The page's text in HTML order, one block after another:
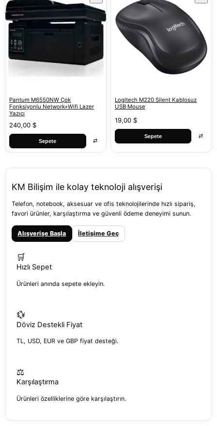
Pantum M6550NW Çok
Fonksiyonlu Network+Wifi Lazer
Yazıcı
240,00 $
Sepete ⇄
Logitech M220 Silent Kablosuz
USB Mouse
19,00 $
Sepete ⇄
KM Bilişim ile kolay teknoloji alışverişi
Telefon, notebook, aksesuar ve ofis teknolojilerinde hızlı sipariş,
favori ürünler, karşılaştırma ve güvenli ödeme deneyimi sunun.
Alışverişe Başla İletişime Geç
🛒
Hızlı Sepet
Ürünleri anında sepete ekleyin.
💱
Döviz Destekli Fiyat
TL, USD, EUR ve GBP fiyat desteği.
⚖️
Karşılaştırma
Ürünleri özelliklerine göre karşılaştırın.